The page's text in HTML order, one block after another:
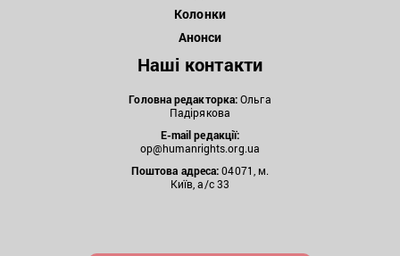
Колонки
Анонси
Наші контакти
Головна редакторка:Ольга
Падірякова
E-mail редакції:
op@humanrights.org.ua
Поштова адреса:04071, м.
Київ, а/с 33